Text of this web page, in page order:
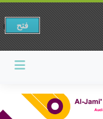
فتح